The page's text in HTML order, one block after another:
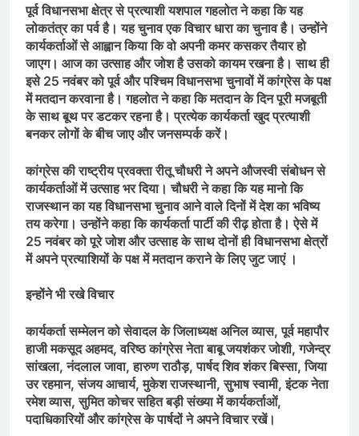
पूर्व विधानसभा क्षेत्र से प्रत्याशी यशपाल गहलोत ने कहा कि यह
लोकतंत्र का पर्व है। यह चुनाव एक विचार धारा का चुनाव है। उन्होंने
कार्यकर्ताओं से आह्वान किया कि वो अपनी कमर कसकर तैयार हो
जाएग। आज का उत्साह और जोश है उसको कायम रखना है। साथ ही
इसे 25 नवंबर को पूर्व और पश्चिम विधानसभा चुनावों में कांग्रेस के पक्ष
में मतदान करवाना है। गहलोत ने कहा कि मतदान के दिन पूरी मजबूती
के साथ बूथ पर डटकर रहना है। प्रत्येक कार्यकर्ता खुद प्रत्याशी
बनकर लोगों के बीच जाए और जनसम्पर्क करें।
कांग्रेस की राष्ट्रीय प्रवक्ता रीतू चौधरी ने अपने औजस्वी संबोधन से
कार्यकर्ताओं में उत्साह भर दिया। चौधरी ने कहा कि यह मानो कि
राजस्थान का यह विधानसभा चुनाव आने वाले दिनों में देश का भविष्य
तय करेगा। उन्होंने कहा कि कार्यकर्ता पार्टी की रीढ़ होता है। ऐसे में
25 नवंबर को पूरे जोश और उत्साह के साथ दोनों ही विधानसभा क्षेत्रों
में अपने प्रत्याशियों के पक्ष में मतदान कराने के लिए जुट जाएं ।
इन्होंने भी रखे विचार
कार्यकर्ता सम्मेलन को सेवादल के जिलाध्यक्ष अनिल व्यास, पूर्व महापौर
हाजी मकसूद अहमद, वरिष्ठ कांग्रेस नेता बाबू जयशंकर जोशी, गजेन्द्र
सांखला, नंदलाल जावा, हारुण राठौड़, पार्षद शिव शंकर बिस्सा, जिया
उर रहमान, संजय आचार्य, मुकेश राजस्थानी, सुभाष स्वामी, इंटक नेता
रमेश व्यास, सुमित कोचर सहित बड़ी संख्या में कार्यकर्ताओं,
पदाधिकारियों और कांग्रेस के पार्षदों ने अपने विचार रखें।